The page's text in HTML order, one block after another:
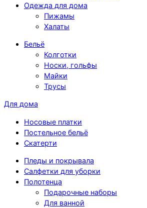
Одежда для дома
Пижамы
Халаты
Бельё
Колготки
Носки, гольфы
Майки
Трусы
Для дома
Носовые платки
Постельное бельё
Скатерти
Пледы и покрывала
Салфетки для уборки
Полотенца
Подарочные наборы
Для ванной